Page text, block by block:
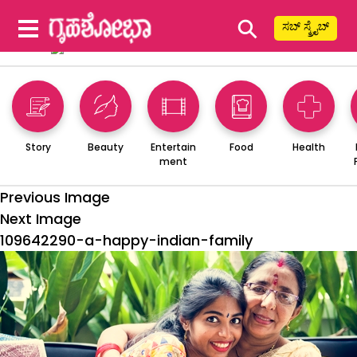
⚲ ಸಬ್ ಸ್ಕ್ರೈಬ್
Story Beauty
Entertain
ment
Food Health
Previous Image
Next Image
109642290-a-happy-indian-family